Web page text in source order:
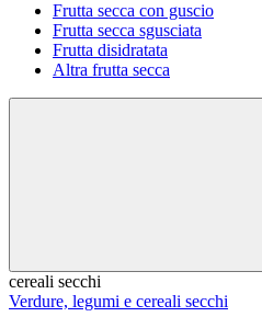
Frutta secca con guscio
Frutta secca sgusciata
Frutta disidratata
Altra frutta secca
cereali secchi
Verdure, legumi e cereali secchi